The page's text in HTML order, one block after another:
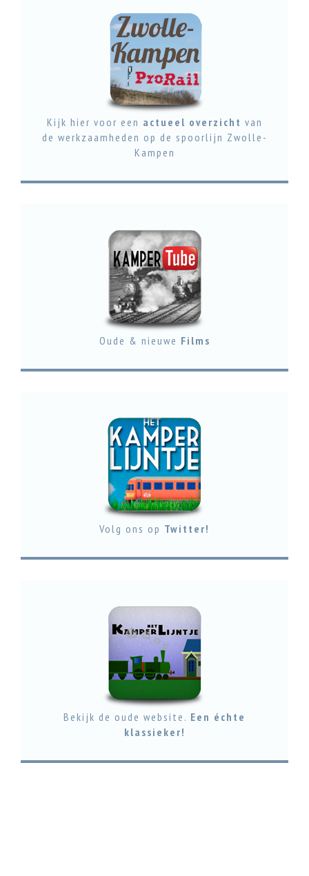
Kijk hier voor een actueel overzicht van
de werkzaamheden op de spoorlijn Zwolle-
Kampen
Oude & nieuwe Films
Volg ons op Twitter!
Bekijk de oude website. Een échte
klassieker!